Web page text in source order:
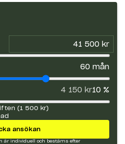
60 mån
4 150 kr10 %
(1 500 kr)
ansökan
är individuell och bestäms efter